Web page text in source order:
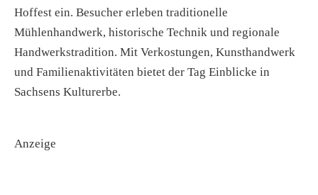
Hoffest ein. Besucher erleben traditionelle
Mühlenhandwerk, historische Technik und regionale
Handwerkstradition. Mit Verkostungen, Kunsthandwerk
und Familienaktivitäten bietet der Tag Einblicke in
Sachsens Kulturerbe.
Anzeige